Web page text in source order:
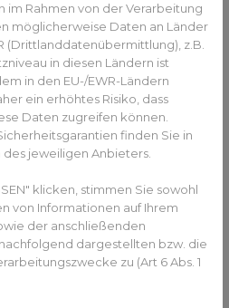
inaktiv
Einstellungen kann
Modul sehen möchten,
Cookie-Einstellungen
an.
im Rahmen von der Verarbeitung
möglicherweise Daten an Länder
(Drittlanddatenübermittlung), z.B.
in diesen Ländern ist
in den EU-/EWR-Ländern
ein erhöhtes Risiko, dass
Daten zugreifen können.
finden Sie in
jeweiligen Anbieters.
klicken, stimmen Sie sowohl
von Informationen auf Ihrem
der anschließenden
dargestellten bzw. die
zu (Art 6 Abs. 1